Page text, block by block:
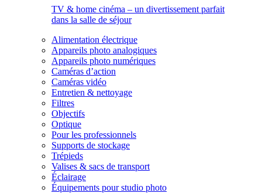
TV & home cinéma – un divertissement parfait
dans la salle de séjour
Alimentation électrique
Appareils photo analogiques
Appareils photo numériques
Caméras d’action
Caméras vidéo
Entretien & nettoyage
Filtres
Objectifs
Optique
Pour les professionnels
Supports de stockage
Trépieds
Valises & sacs de transport
Éclairage
Équipements pour studio photo